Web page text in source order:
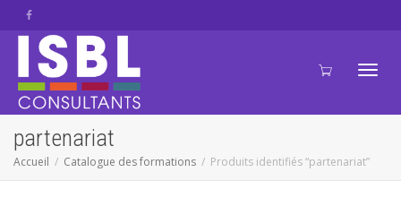
partenariat
Accueil Catalogue des formations Produits identifiés “partenariat”